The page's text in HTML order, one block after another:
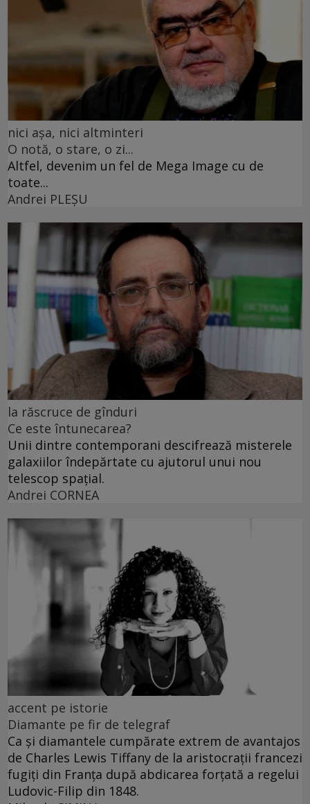
nici așa, nici altminteri
O notă, o stare, o zi...
Altfel, devenim un fel de Mega Image cu de
toate...
Andrei PLEŞU
la răscruce de gînduri
Ce este întunecarea?
Unii dintre contemporani descifrează misterele
galaxiilor îndepărtate cu ajutorul unui nou
telescop spațial.
Andrei CORNEA
accent pe istorie
Diamante pe fir de telegraf
Ca și diamantele cumpărate extrem de avantajos
de Charles Lewis Tiffany de la aristocrații francezi
fugiți din Franța după abdicarea forțată a regelui
Ludovic-Filip din 1848.